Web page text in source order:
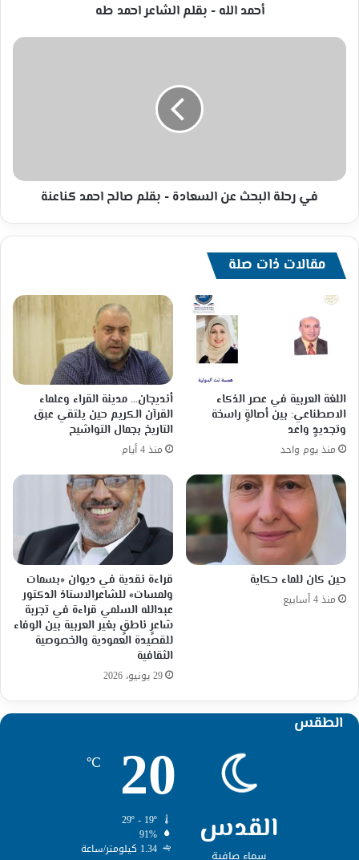
أحمد الله - بقلم الشاعر احمد طه
في
احمد
في رحلة البحث عن السعادة - بقلم صالح احمد كناعنة
مقالات ذات صلة
اللغة العربية في عصر الذكاء
الاصطناعي: بين أصالةٍ راسخة
وتجديدٍ واعد
منذ يوم واحد
أنديجان… مدينة القراء وعلماء
القرآن الكريم حين يلتقي عبق
التاريخ بجمال التواشيح
منذ 4 أيام
حين كان للماء حكاية
منذ 4 أسابيع
قراءة نقدية في ديوان «بسمات
ولمسات» للشاعرالاستاذ الدكتور
عبدالله السلمي قراءة في تجربة
شاعرٍ ناطقٍ بغير العربية بين الوفاء
للقصيدة العمودية والخصوصية
الثقافية
29 يونيو، 2026
الطقس
القدس
سماء صافية
20
℃
91%
1.34 كيلومتر/ساعة